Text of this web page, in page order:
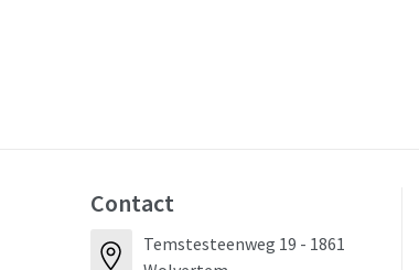
Contact
Temstesteenweg 19 - 1861